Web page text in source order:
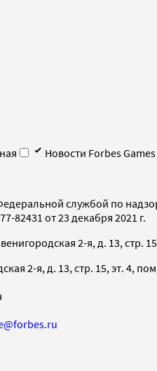
Новости Forbes Games
службой по
82431 от 23 декабря 2021 г.
2-я, д. 13, стр.
2-я, д. 13, стр. 15, эт. 4,